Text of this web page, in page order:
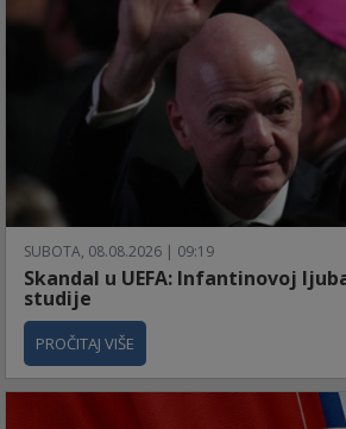
SUBOTA, 08.08.2026 | 09:19
Skandal u UEFA: Infantinovoj
studije
PROČITAJ VIŠE